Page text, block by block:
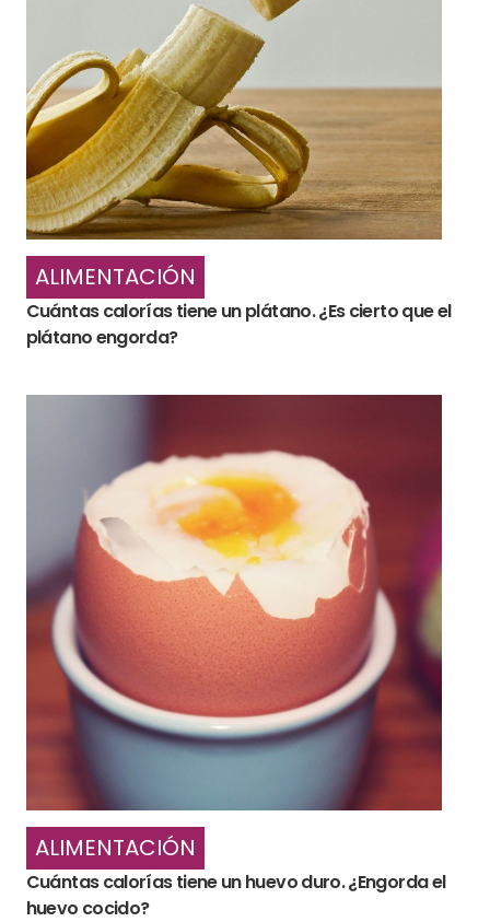
ALIMENTACIÓN
Cuántas calorías tiene un plátano. ¿Es cierto que el
plátano engorda?
ALIMENTACIÓN
Cuántas calorías tiene un huevo duro. ¿Engorda el
huevo cocido?